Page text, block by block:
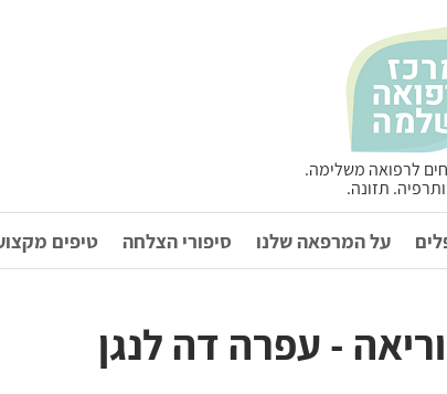
לרפואה משלימה.
תזונה.
על המרפאה שלנו סיפורי הצלחה טיפים
- עפרה דה לנגן